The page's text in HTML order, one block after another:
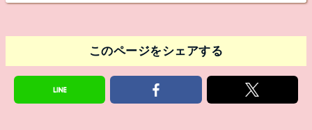
このページをシェアする